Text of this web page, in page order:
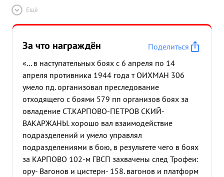
Ещё
За что награждён
Поделиться
«... в наступательных боях с 6 апреля по 14
апреля противника 1944 года т ОИХМАН 306
умело пд. организовал преследование
отходящего с боями 579 пп организов боях за
овладение СТ.КАРПОВО-ПЕТРОВ СКИЙ-
ВАКАРЖАНЫ. хорошо вал взаимодействие
подразделений и умело управлял
подразделениями в бою, в результете чего в боях
за КАРПОВО 102-м ГВСП захвачены след Трофеи:
ору- Вагонов и цистерн- 158. вагонов и платформ